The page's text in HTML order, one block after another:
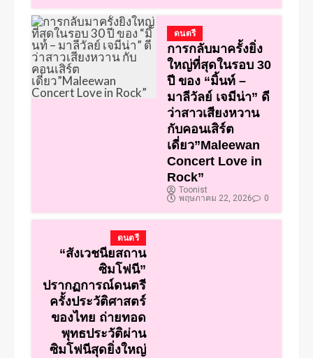
ดนตรี
การกลับมาครั้งยิ่ง
ใหญ่ที่สุดในรอบ 30
ปี ของ “มิ้นท์ –
มาลีวัลย์ เจมีน่า” ดี
ว่าสาวเสียงหวาน
กับคอนเสิร์ต
เดี่ยว”Maleewan
Concert Love in
Rock”
Toonist
พฤษภาคม 22, 2026
0
ดนตรี
“สังเวชนียสถาน
ซิมโฟนี”
ปรากฏการณ์ดนตรี
ครั้งประวัติศาสตร์
ของไทย ถ่ายทอด
พุทธประวัติผ่าน
ซิมโฟนีสุดยิ่งใหญ่